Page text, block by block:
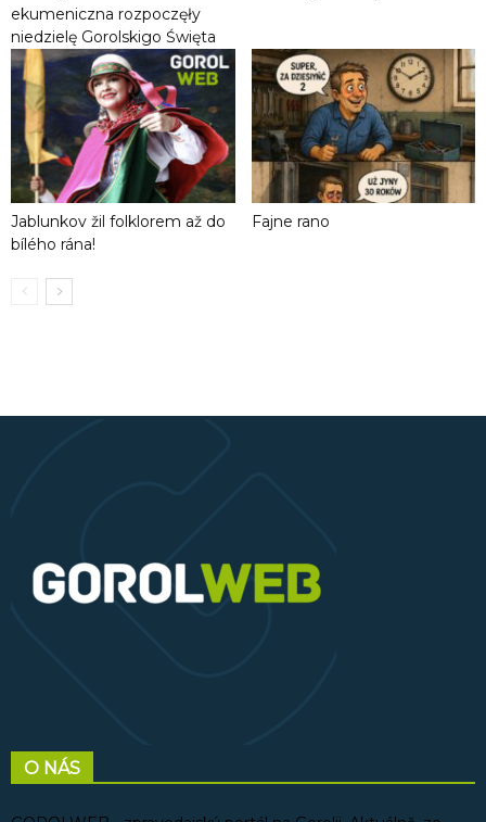
ekumeniczna rozpoczęły
niedzielę Gorolskigo Święta
Jablunkov žil folklorem až do
bílého rána!
Fajne rano
O NÁS